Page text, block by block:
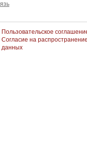
Пользовательское
Согласие на
данных